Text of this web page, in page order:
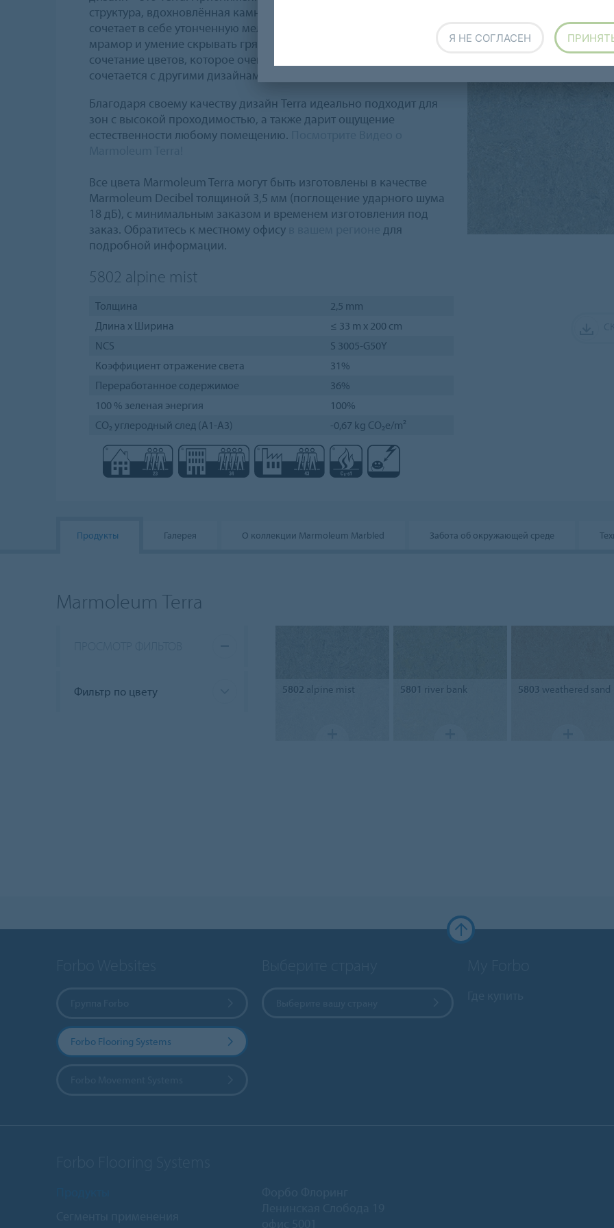
структура, вдохновлённая камнями вулканической породы. Терра
сочетает в себе утонченную мелкомасштабную структуру под
мрамор и умение скрывать грязь. Терра предлагает аутентичное
сочетание цветов, которое очень универсально и хорошо
сочетается с другими дизайнами коллекции Мармолеум.
Благодаря своему качеству дизайн Terra идеально подходит для
зон с высокой проходимостью, а также дарит ощущение
естественности любому помещению.
Все цвета Marmoleum Terra могут быть изготовлены в качестве
Marmoleum Decibel толщиной 3,5 мм (поглощение ударного шума
18 дБ), с минимальным заказом и временем изготовления под
заказ. Обратитесь к местному офису
для
подробной информации.
5802 alpine mist
Толщина
2,5 mm
Длина х Ширина
≤ 33 m x 200 cm
NCS
S 3005-G50Y
Коэффициент отражение света
31%
Переработанное содержимое
36%
100 % зеленая энергия
100%
CO₂ углеродный след (A1-A3)
-0,67 kg CO₂e/m²
Продукты Галерея О коллекции Marmoleum Marbled Забота об окружающей среде
Marmoleum Terra
Фильтр по цвету 5802 alpine mist 5801 river bank 5803 weathered sand
Forbo Flooring Systems
Я НЕ СОГЛАСЕН